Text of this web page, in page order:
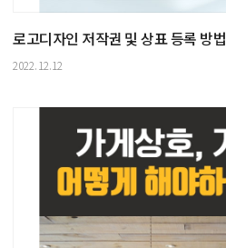
로고디자인 저작권 및 상표 등록 방법
2022.12.12